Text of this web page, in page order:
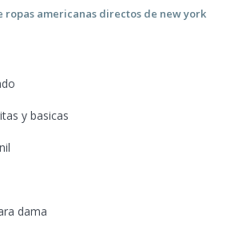
ropas americanas directos de new york
y basicas
dama